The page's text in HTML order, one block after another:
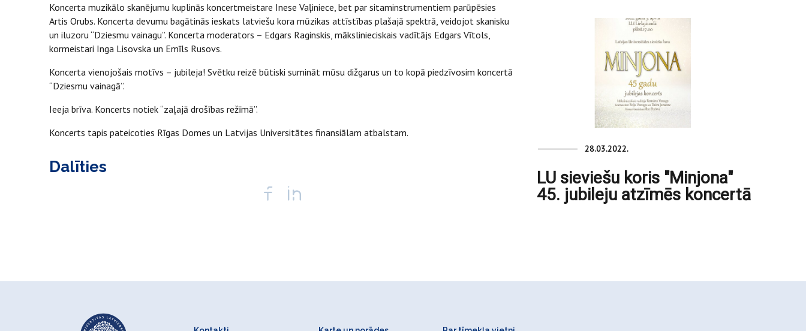
Koncerta muzikālo skanējumu kuplinās koncertmeistare Inese Vaļiniece, bet par sitaminstrumentiem parūpēsies
Artis Orubs. Koncerta devumu bagātinās ieskats latviešu kora mūzikas attīstības plašajā spektrā, veidojot skanisku
un iluzoru “Dziesmu vainagu”. Koncerta moderators – Edgars Raginskis, mākslinieciskais vadītājs Edgars Vītols,
kormeistari Inga Lisovska un Emīls Rusovs.
Koncerta vienojošais motīvs – jubileja! Svētku reizē būtiski sumināt mūsu dižgarus un to kopā piedzīvosim koncertā
“Dziesmu vainagā”.
Ieeja brīva. Koncerts notiek “zaļajā drošības režīmā”.
Koncerts tapis pateicoties Rīgas Domes un Latvijas Universitātes finansiālam atbalstam.
Dalīties
28.03.2022.
LU sieviešu koris "Minjona"
45. jubileju atzīmēs koncertā